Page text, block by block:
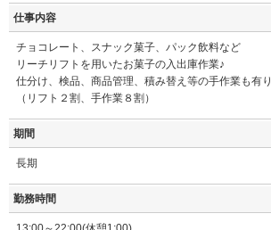
仕事内容
チョコレート、スナック菓子、パック飲料など
リーチリフトを用いたお菓子の入出庫作業♪
仕分け、検品、商品管理、積み替え等の手作業も有り
（リフト２割、手作業８割）
期間
長期
勤務時間